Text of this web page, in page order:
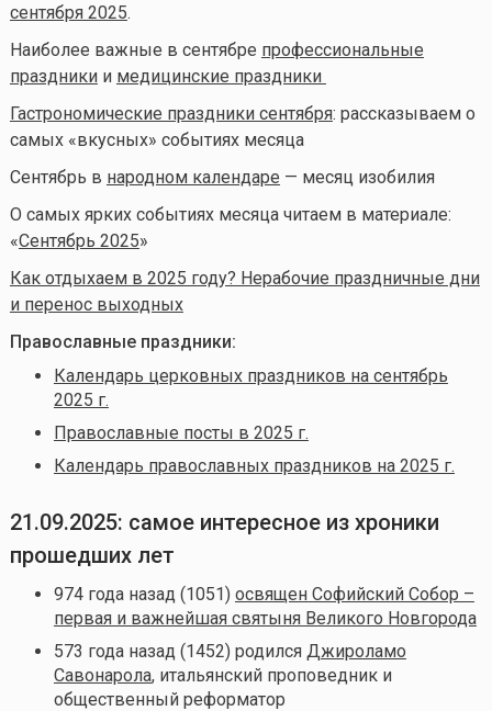
сентября 2025.
Наиболее важные в сентябре профессиональные
праздникии медицинские праздники
Гастрономические праздники сентября: рассказываем о
самых «вкусных» событиях месяца
Сентябрь в народном календаре — месяц изобилия
О самых ярких событиях месяца читаем в материале:
«Сентябрь 2025»
Как отдыхаем в 2025 году? Нерабочие праздничные дни
и перенос выходных
Православные праздники:
Календарь церковных праздников на сентябрь
2025 г.
Православные посты в 2025 г.
Календарь православных праздников на 2025 г.
21.09.2025: самое интересное из хроники
прошедших лет
974 года назад (1051) освящен Софийский Собор –
первая и важнейшая святыня Великого Новгорода
573 года назад (1452) родился Джироламо
Савонарола, итальянский проповедник и
общественный реформатор